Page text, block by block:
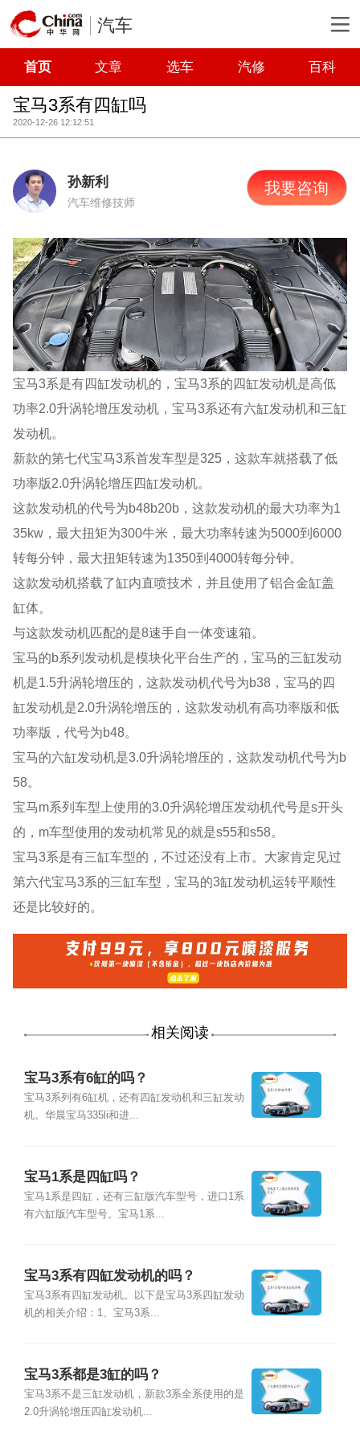
汽车
首页 文章 选车 汽修 百科
宝马3系有四缸吗
2020-12-26 12:12:51
孙新利
汽车维修技师
我要咨询
宝马3系是有四缸发动机的，宝马3系的四缸发动机是高低
功率2.0升涡轮增压发动机，宝马3系还有六缸发动机和三缸
发动机。
新款的第七代宝马3系首发车型是325，这款车就搭载了低
功率版2.0升涡轮增压四缸发动机。
这款发动机的代号为b48b20b，这款发动机的最大功率为1
35kw，最大扭矩为300牛米，最大功率转速为5000到6000
转每分钟，最大扭矩转速为1350到4000转每分钟。
这款发动机搭载了缸内直喷技术，并且使用了铝合金缸盖
缸体。
与这款发动机匹配的是8速手自一体变速箱。
宝马的b系列发动机是模块化平台生产的，宝马的三缸发动
机是1.5升涡轮增压的，这款发动机代号为b38，宝马的四
缸发动机是2.0升涡轮增压的，这款发动机有高功率版和低
功率版，代号为b48。
宝马的六缸发动机是3.0升涡轮增压的，这款发动机代号为b
58。
宝马m系列车型上使用的3.0升涡轮增压发动机代号是s开头
的，m车型使用的发动机常见的就是s55和s58。
宝马3系是有三缸车型的，不过还没有上市。大家肯定见过
第六代宝马3系的三缸车型，宝马的3缸发动机运转平顺性
还是比较好的。
相关阅读
宝马3系有6缸的吗？
宝马3系列有6缸机，还有四缸发动机和三缸发动
机。华晨宝马335li和进...
宝马1系是四缸吗？
宝马1系是四缸，还有三缸版汽车型号，进口1系
有六缸版汽车型号。宝马1系...
宝马3系有四缸发动机的吗？
宝马3系有四缸发动机。以下是宝马3系四缸发动
机的相关介绍：1、宝马3系...
宝马3系都是3缸的吗？
宝马3系不是三缸发动机，新款3系全系使用的是
2.0升涡轮增压四缸发动机...